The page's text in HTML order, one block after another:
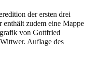
der ersten drei
enthält zudem eine Mappe
von Gottfried
Auflage des